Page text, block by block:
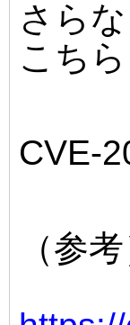
さら
こち
CVE-
（参